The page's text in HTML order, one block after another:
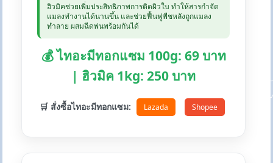
ฮิวมิคช่วยเพิ่มประสิทธิภาพการติดผิวใบ ทำให้สารกำจัด
แมลงทำงานได้นานขึ้น และช่วยฟื้นฟูพืชหลังถูกแมลง
ทำลาย ผสมฉีดพ่นพร้อมกันได้
💰 ไทอะมีทอกแซม 100g: 69 บาท
| ฮิวมิค 1kg: 250 บาท
🛒 สั่งซื้อไทอะมีทอกแซม: Lazada Shopee